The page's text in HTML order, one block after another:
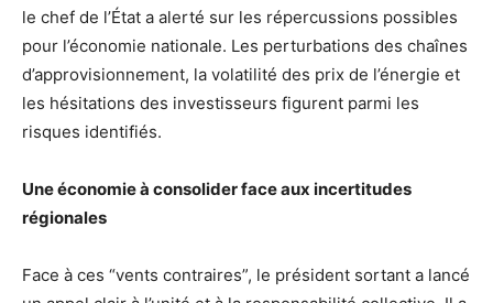
le chef de l’État a alerté sur les répercussions possibles
pour l’économie nationale. Les perturbations des chaînes
d’approvisionnement, la volatilité des prix de l’énergie et
les hésitations des investisseurs figurent parmi les
risques identifiés.
Une économie à consolider face aux incertitudes
régionales
Face à ces “vents contraires”, le président sortant a lancé